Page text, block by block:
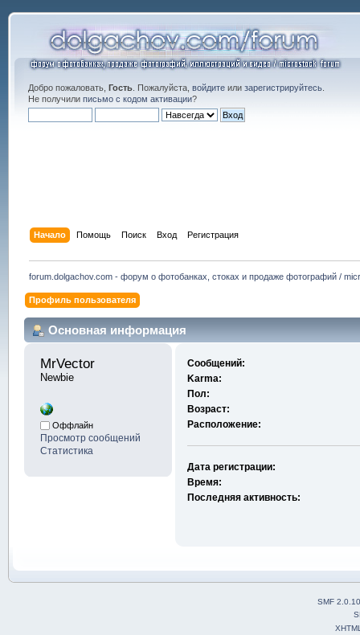
Добро пожаловать, Гость. Пожалуйста, войдитеили зарегистрируйтесь.
Не получили письмо с кодом активации?
Начало Помощь Поиск Вход Регистрация
forum.dolgachov.com - форум о фотобанках, стоках и продаже фотографий /
Профиль пользователя
Основная информация
MrVector
Newbie
Оффлайн
Просмотр сообщений
Статистика
Сообщений:
Karma:
Пол:
Возраст:
Расположение:
Дата регистрации:
Время:
Последняя активность:
SMF